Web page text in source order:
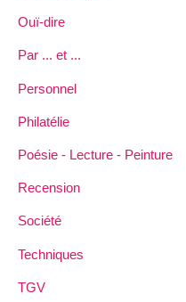
Ouï-dire
Par ... et ...
Personnel
Philatélie
Poésie - Lecture - Peinture
Recension
Société
Techniques
TGV